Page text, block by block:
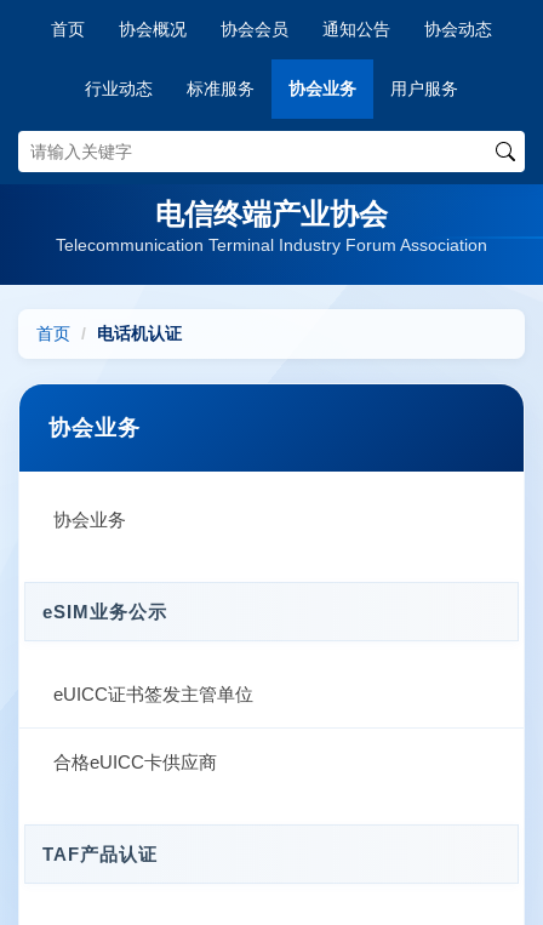
首页 协会概况 协会会员 通知公告 协会动态
行业动态 标准服务 协会业务 用户服务
电信终端产业协会
Telecommunication Terminal Industry Forum Association
首页 电话机认证
协会业务
协会业务
eSIM业务公示
eUICC证书签发主管单位
合格eUICC卡供应商
TAF产品认证